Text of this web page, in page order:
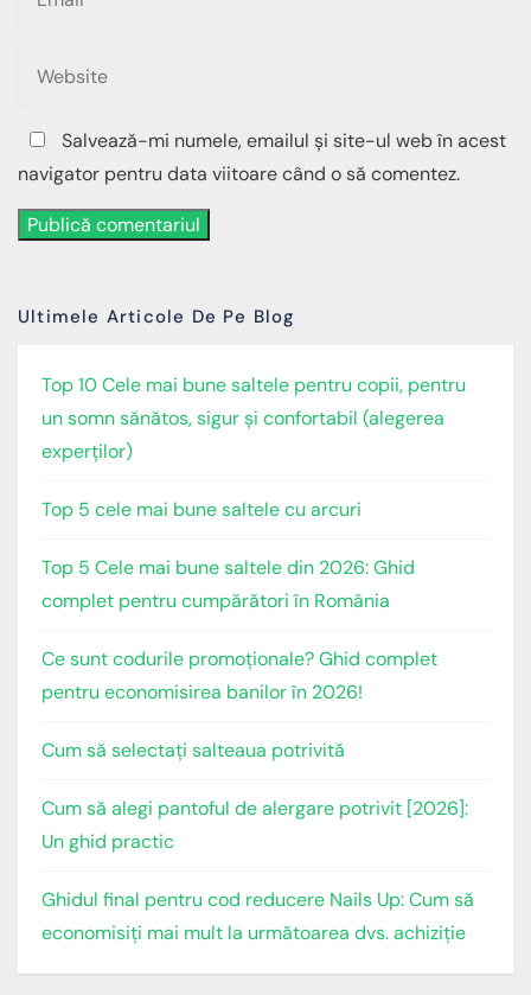
Salvează-mi numele, emailul și site-ul web în acest
navigator pentru data viitoare când o să comentez.
Publică comentariul
Ultimele Articole De Pe Blog
Top 10 Cele mai bune saltele pentru copii, pentru
un somn sănătos, sigur și confortabil (alegerea
experților)
Top 5 cele mai bune saltele cu arcuri
Top 5 Cele mai bune saltele din 2026: Ghid
complet pentru cumpărători în România
Ce sunt codurile promoționale? Ghid complet
pentru economisirea banilor în 2026!
Cum să selectați salteaua potrivită
Cum să alegi pantoful de alergare potrivit [2026]:
Un ghid practic
Ghidul final pentru cod reducere Nails Up: Cum să
economisiți mai mult la următoarea dvs. achiziție